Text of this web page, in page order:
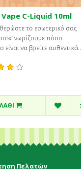
C-Liquid 10ml
το εσωτερικό σας
πόσο
είναι να βρείτε αυθεντικά..
Πελατών